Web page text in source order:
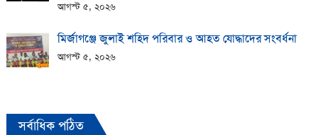
আগস্ট ৫, ২০২৬
মির্জাগঞ্জে জুলাই শহিদ পরিবার ও আহত যোদ্ধাদের সংবর্ধনা
আগস্ট ৫, ২০২৬
সর্বাধিক পঠিত